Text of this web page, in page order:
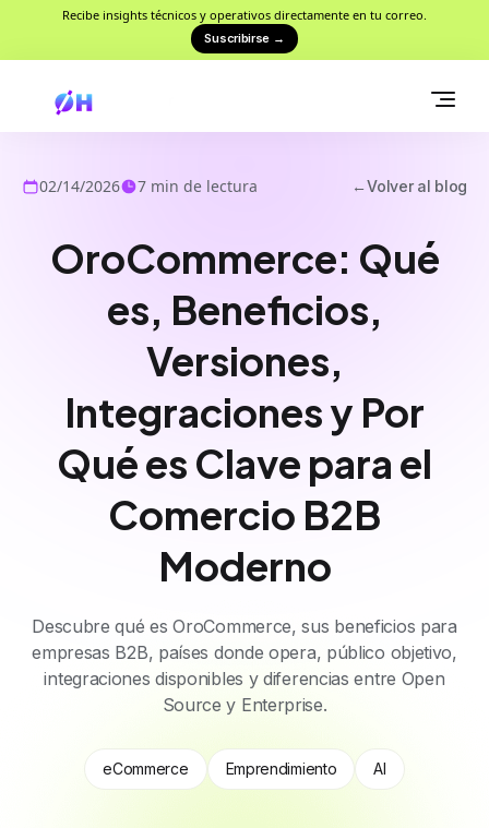
Recibe insights técnicos y operativos directamente en tu correo.
Suscribirse →
02/14/2026 7 min de lectura ←Volver al blog
OroCommerce: Qué
es, Beneficios,
Versiones,
Integraciones y Por
Qué es Clave para el
Comercio B2B
Moderno
Descubre qué es OroCommerce, sus beneficios para
empresas B2B, países donde opera, público objetivo,
integraciones disponibles y diferencias entre Open
Source y Enterprise.
eCommerce Emprendimiento AI